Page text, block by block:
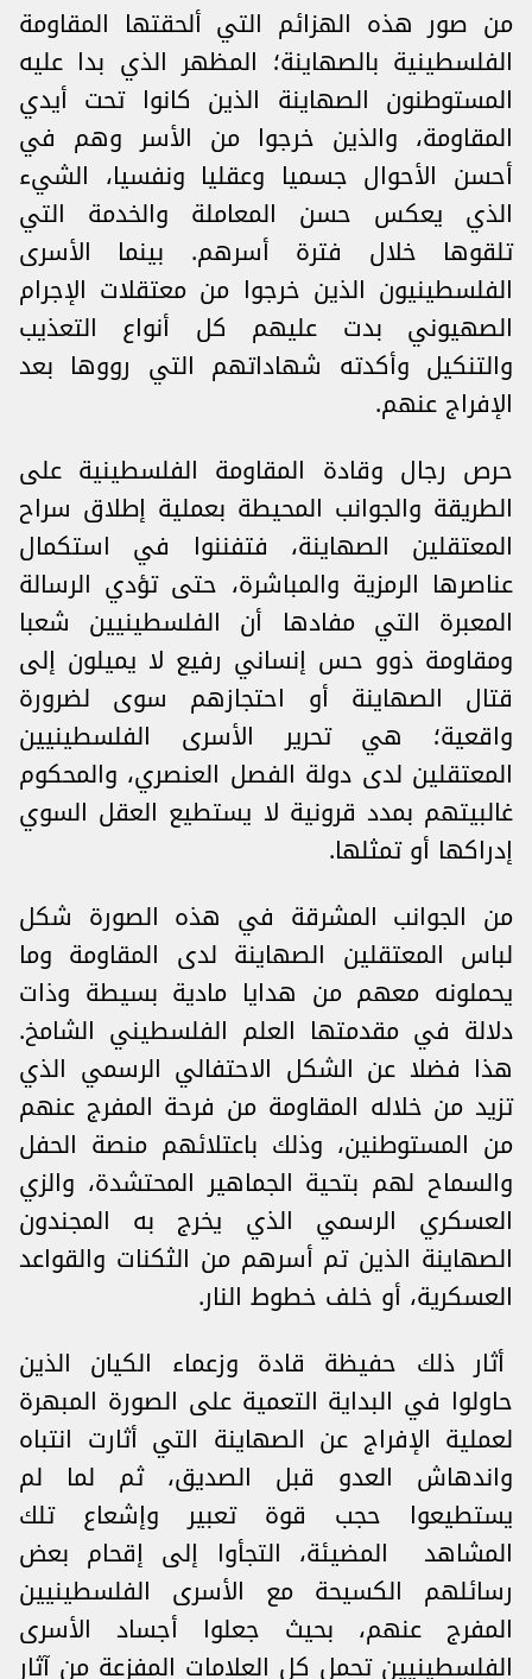
من صور هذه الهزائم التي ألحقتها المقاومة
الفلسطينية بالصهاينة؛ المظهر الذي بدا عليه
المستوطنون الصهاينة الذين كانوا تحت أيدي
المقاومة، والذين خرجوا من الأسر وهم في
أحسن الأحوال جسميا وعقليا ونفسيا، الشيء
الذي يعكس حسن المعاملة والخدمة التي
تلقوها خلال فترة أسرهم. بينما الأسرى
الفلسطينيون الذين خرجوا من معتقلات الإجرام
الصهيوني بدت عليهم كل أنواع التعذيب
والتنكيل وأكدته شهاداتهم التي رووها بعد
الإفراج عنهم.
حرص رجال وقادة المقاومة الفلسطينية على
الطريقة والجوانب المحيطة بعملية إطلاق سراح
المعتقلين الصهاينة، فتفننوا في استكمال
عناصرها الرمزية والمباشرة، حتى تؤدي الرسالة
المعبرة التي مفادها أن الفلسطينيين شعبا
ومقاومة ذوو حس إنساني رفيع لا يميلون إلى
قتال الصهاينة أو احتجازهم سوى لضرورة
واقعية؛ هي تحرير الأسرى الفلسطينيين
المعتقلين لدى دولة الفصل العنصري، والمحكوم
غالبيتهم بمدد قرونية لا يستطيع العقل السوي
إدراكها أو تمثلها.
من الجوانب المشرقة في هذه الصورة شكل
لباس المعتقلين الصهاينة لدى المقاومة وما
يحملونه معهم من هدايا مادية بسيطة وذات
دلالة في مقدمتها العلم الفلسطيني الشامخ.
هذا فضلا عن الشكل الاحتفالي الرسمي الذي
تزيد من خلاله المقاومة من فرحة المفرج عنهم
من المستوطنين، وذلك باعتلائهم منصة الحفل
والسماح لهم بتحية الجماهير المحتشدة، والزي
العسكري الرسمي الذي يخرج به المجندون
الصهاينة الذين تم أسرهم من الثكنات والقواعد
العسكرية، أو خلف خطوط النار.
أثار ذلك حفيظة قادة وزعماء الكيان الذين
حاولوا في البداية التعمية على الصورة المبهرة
لعملية الإفراج عن الصهاينة التي أثارت انتباه
واندهاش العدو قبل الصديق، ثم لما لم
يستطيعوا حجب قوة تعبير وإشعاع تلك
المشاهد المضيئة، التجأوا إلى إقحام بعض
رسائلهم الكسيحة مع الأسرى الفلسطينيين
المفرج عنهم، بحيث جعلوا أجساد الأسرى
الفلسطينيين تحمل كل العلامات المفزعة من آثار